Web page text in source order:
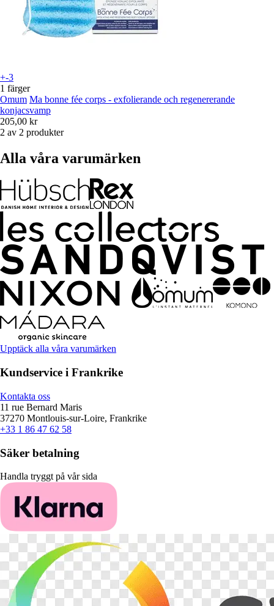
+-3
1 färger
Omum Ma bonne fée corps - exfolierande och regenererande
konjacsvamp
205,00 kr
2 av 2 produkter
Alla våra varumärken
Upptäck alla våra varumärken
Kundservice i Frankrike
Kontakta oss
11 rue Bernard Maris
37270 Montlouis-sur-Loire, Frankrike
+33 1 86 47 62 58
Säker betalning
Handla tryggt på vår sida